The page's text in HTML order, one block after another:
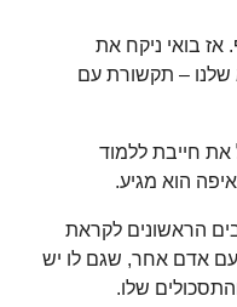
אז בואי ניקח את
שלנו – תקשורת עם
את חייבת ללמוד
הוא מגיע.
הראשונים לקראת
אדם אחר, שגם לו יש
שלו.